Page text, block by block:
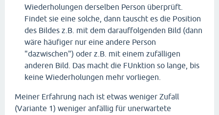
Wiederholungen derselben Person überprüft.
Findet sie eine solche, dann tauscht es die Position
des Bildes z.B. mit dem darauffolgenden Bild (dann
wäre häufiger nur eine andere Person
"dazwischen") oder z.B. mit einem zufälligen
anderen Bild. Das macht die FUnktion so lange, bis
keine Wiederholungen mehr vorliegen.
Meiner Erfahrung nach ist etwas weniger Zufall
(Variante 1) weniger anfällig für unerwartete